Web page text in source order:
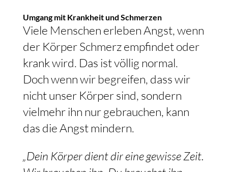
Umgang mit Krankheit und Schmerzen
Viele Menschen erleben Angst, wenn
der Körper Schmerz empfindet oder
krank wird. Das ist völlig normal.
Doch wenn wir begreifen, dass wir
nicht unser Körper sind, sondern
vielmehr ihn nur gebrauchen, kann
das die Angst mindern.
„Dein Körper dient dir eine gewisse Zeit.